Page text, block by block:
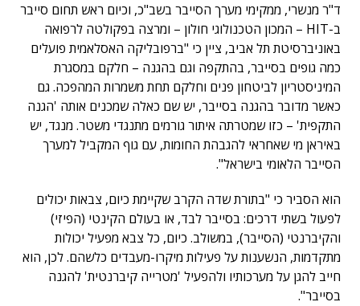
ד"ר מנשרי, ממקימי מערך הסייבר בשב"כ, וכיום ראש תחום סייבר
ב-HIT – המכון הטכנולוגי חולון – ומרצה בפקולטה לרפואה
באוניברסיטת תל אביב, ציין כי "ברפובליקה האסלאמית פועלים
כמה גופים בסייבר, בהתקפה וגם בהגנה – חלקם במסגרת
המיניסטריון לביטחון פנים וחלקם תחת משמרות המהפכה. גם
כאשר מדובר בהגנה בסייבר, יש שם כאלה שמכנים אותה 'הגנה
התקפית' – כזו שמטרתה איתור גורמים מתנגדי משטר. מנגד, יש
באיראן מי שאחראי להגבהת החומות, עם גוף המקביל למערך
הסייבר הלאומי בישראל".
הוא הסביר כי "בתורת שדה הקרב שקיימת כיום, צבאות יכולים
לפעול בשתי דרכים: בסייבר לבד, או בעולם הקינטי (הפיזי)
והקיברנטי (הסייבר), במשולב. כיום, כל צבא מפעיל יכולות
מתקדמות, הנשענות על פעילות מיקרו-מעבדים כלשהם. לכן, הוא
חייב להגן על מערכותיו ולהפעיל 'מטרייה קיברנטית' להגנה
בסייבר".